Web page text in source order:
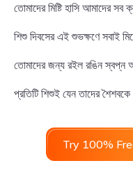
তোমাদের মিষ্টি হাসি আমাদের সব
শিশু দিবসের এই শুভক্ষণে সবাই
তোমাদের জন্য রইল রঙিন স্বপ্ন
প্রতিটি শিশুই যেন তাদের
Try 100%